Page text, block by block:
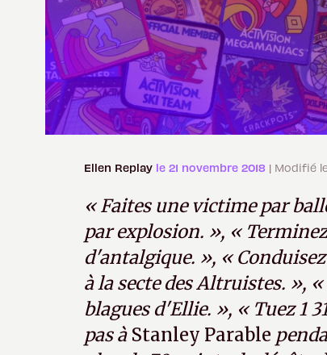
Ellen Replay le 21 novembre 2018 | Modifié
« Faites une victime par
par explosion. », «
d'antalgique. », «
à la secte des Altruistes. »,
blagues d'Ellie. », « Tuez 1
pas à Stanley Parable